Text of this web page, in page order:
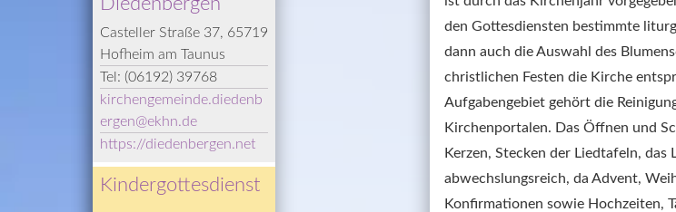
Casteller Straße 37, 65719
Hofheim am Taunus
Tel: (06192) 39768
kirchengemeinde.diedenb
ergen@­ekhn.de
https://diedenbergen.net
Kindergottesdienst
den Gottesdiensten bestimmte
dann auch die Auswahl des
christlichen Festen die Kirche
Aufgabengebiet gehört die
Kirchenportalen. Das Öffnen und
Kerzen, Stecken der Liedtafeln,
abwechslungsreich, da Advent,
Konfirmationen sowie Hochzeiten,